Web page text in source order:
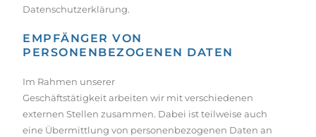
Datenschutzerklärung.
EMPFÄNGER VON
PERSONENBEZOGENEN DATEN
Im Rahmen unserer
Geschäftstätigkeit arbeiten wir mit verschiedenen
externen Stellen zusammen. Dabei ist teilweise auch
eine Übermittlung von personenbezogenen Daten an